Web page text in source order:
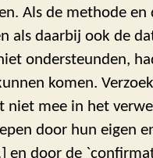
Als de methode
als daarbij ook de
ondersteunden,
komen.
niet mee in het
door hun eigen
en door de